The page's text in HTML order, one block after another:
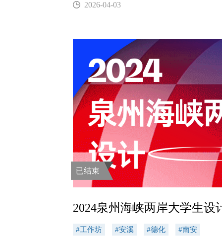
2026-04-03
已结束
2024泉州海峡两岸大学生设
#工作坊 #安溪 #德化 #南安